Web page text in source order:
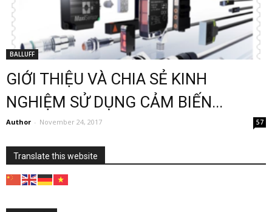
BALLUFF
GIỚI THIỆU VÀ CHIA SẺ KINH
NGHIỆM SỬ DỤNG CẢM BIẾN...
Author - November 24, 2017 57
Translate this website